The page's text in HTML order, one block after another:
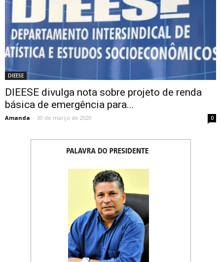
DIEESE
DIEESE divulga nota sobre projeto de renda
básica de emergência para...
Amanda - 30 de março de 2020 0